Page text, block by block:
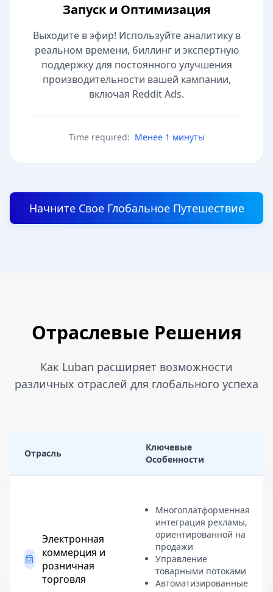
Запуск и Оптимизация
Выходите в эфир! Используйте аналитику в
реальном времени, биллинг и экспертную
поддержку для постоянного улучшения
производительности вашей кампании,
включая Reddit Ads.
Time required: Менее 1 минуты
Начните Свое Глобальное Путешествие
Отраслевые Решения
Как Luban расширяет возможности
различных отраслей для глобального успеха
Отрасль
Ключевые
Особенности
Электронная
коммерция и
розничная
торговля
Многоплатформенная
интеграция рекламы,
ориентированной на
продажи
Управление
товарными потоками
Автоматизированные